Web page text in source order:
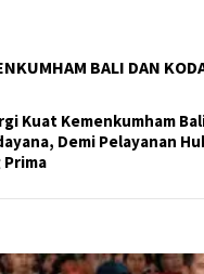
BALI DAN
Kuat Kemenkumham
Demi Pelayanan
Prima